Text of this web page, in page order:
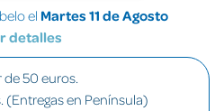
el Martes 11 de Agosto
detalles
de 50 euros.
(Entregas en Península)